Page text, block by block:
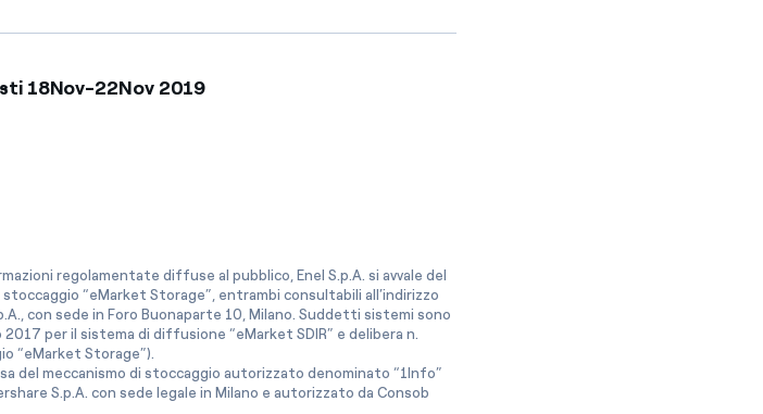
18Nov-22Nov 2019
regolamentate diffuse al pubblico, Enel S.p.A. si avvale del
“eMarket Storage”, entrambi consultabili all’indirizzo
con sede in Foro Buonaparte 10, Milano. Suddetti sistemi sono
per il sistema di diffusione “eMarket SDIR” e delibera n.
“eMarket Storage”).
del meccanismo di stoccaggio autorizzato denominato “1Info”
S.p.A. con sede legale in Milano e autorizzato da Consob